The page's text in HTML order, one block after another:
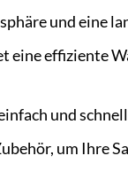
und eine
effiziente
und
um Ihre